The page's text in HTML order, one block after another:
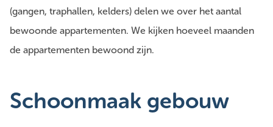
(gangen, traphallen, kelders) delen we over het aantal
bewoonde appartementen. We kijken hoeveel maanden
de appartementen bewoond zijn.
Schoonmaak gebouw